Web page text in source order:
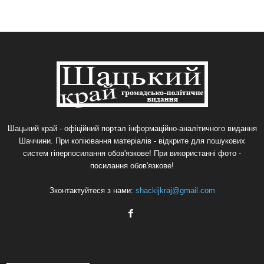
Шацький край - офіційний портал інформаційно-аналітичного видання
Шаччини. При копіювання матеріалів - відкрите для пошукових
систем гіперпосилання обов'язкове! При використанні фото -
посилання обов'язкове!
Зконтактуйтеся з нами: shackijkraj@gmail.com